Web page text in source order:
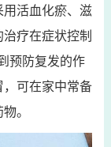
活血化瘀、滋
疗在症状控制
预防复发的作
，可在家中常备
。